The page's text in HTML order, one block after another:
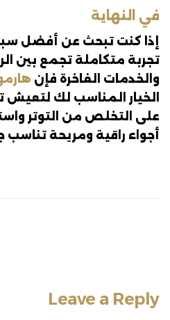
في النهاية
إذا كنت تبحث عن أفضل
تجربة متكاملة تجمع بين
والخدمات الفاخرة فإن
الخيار المناسب لك
على التخلص من التوتر
أجواء راقية ومريحة تناسب
Leave a Reply